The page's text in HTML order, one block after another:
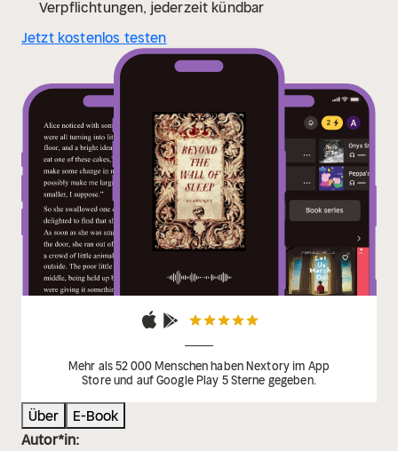
Verpflichtungen, jederzeit kündbar
Jetzt kostenlos testen
Mehr als 52 000 Menschen haben Nextory im App
Store und auf Google Play 5 Sterne gegeben.
Über
E-Book
Autor*in: